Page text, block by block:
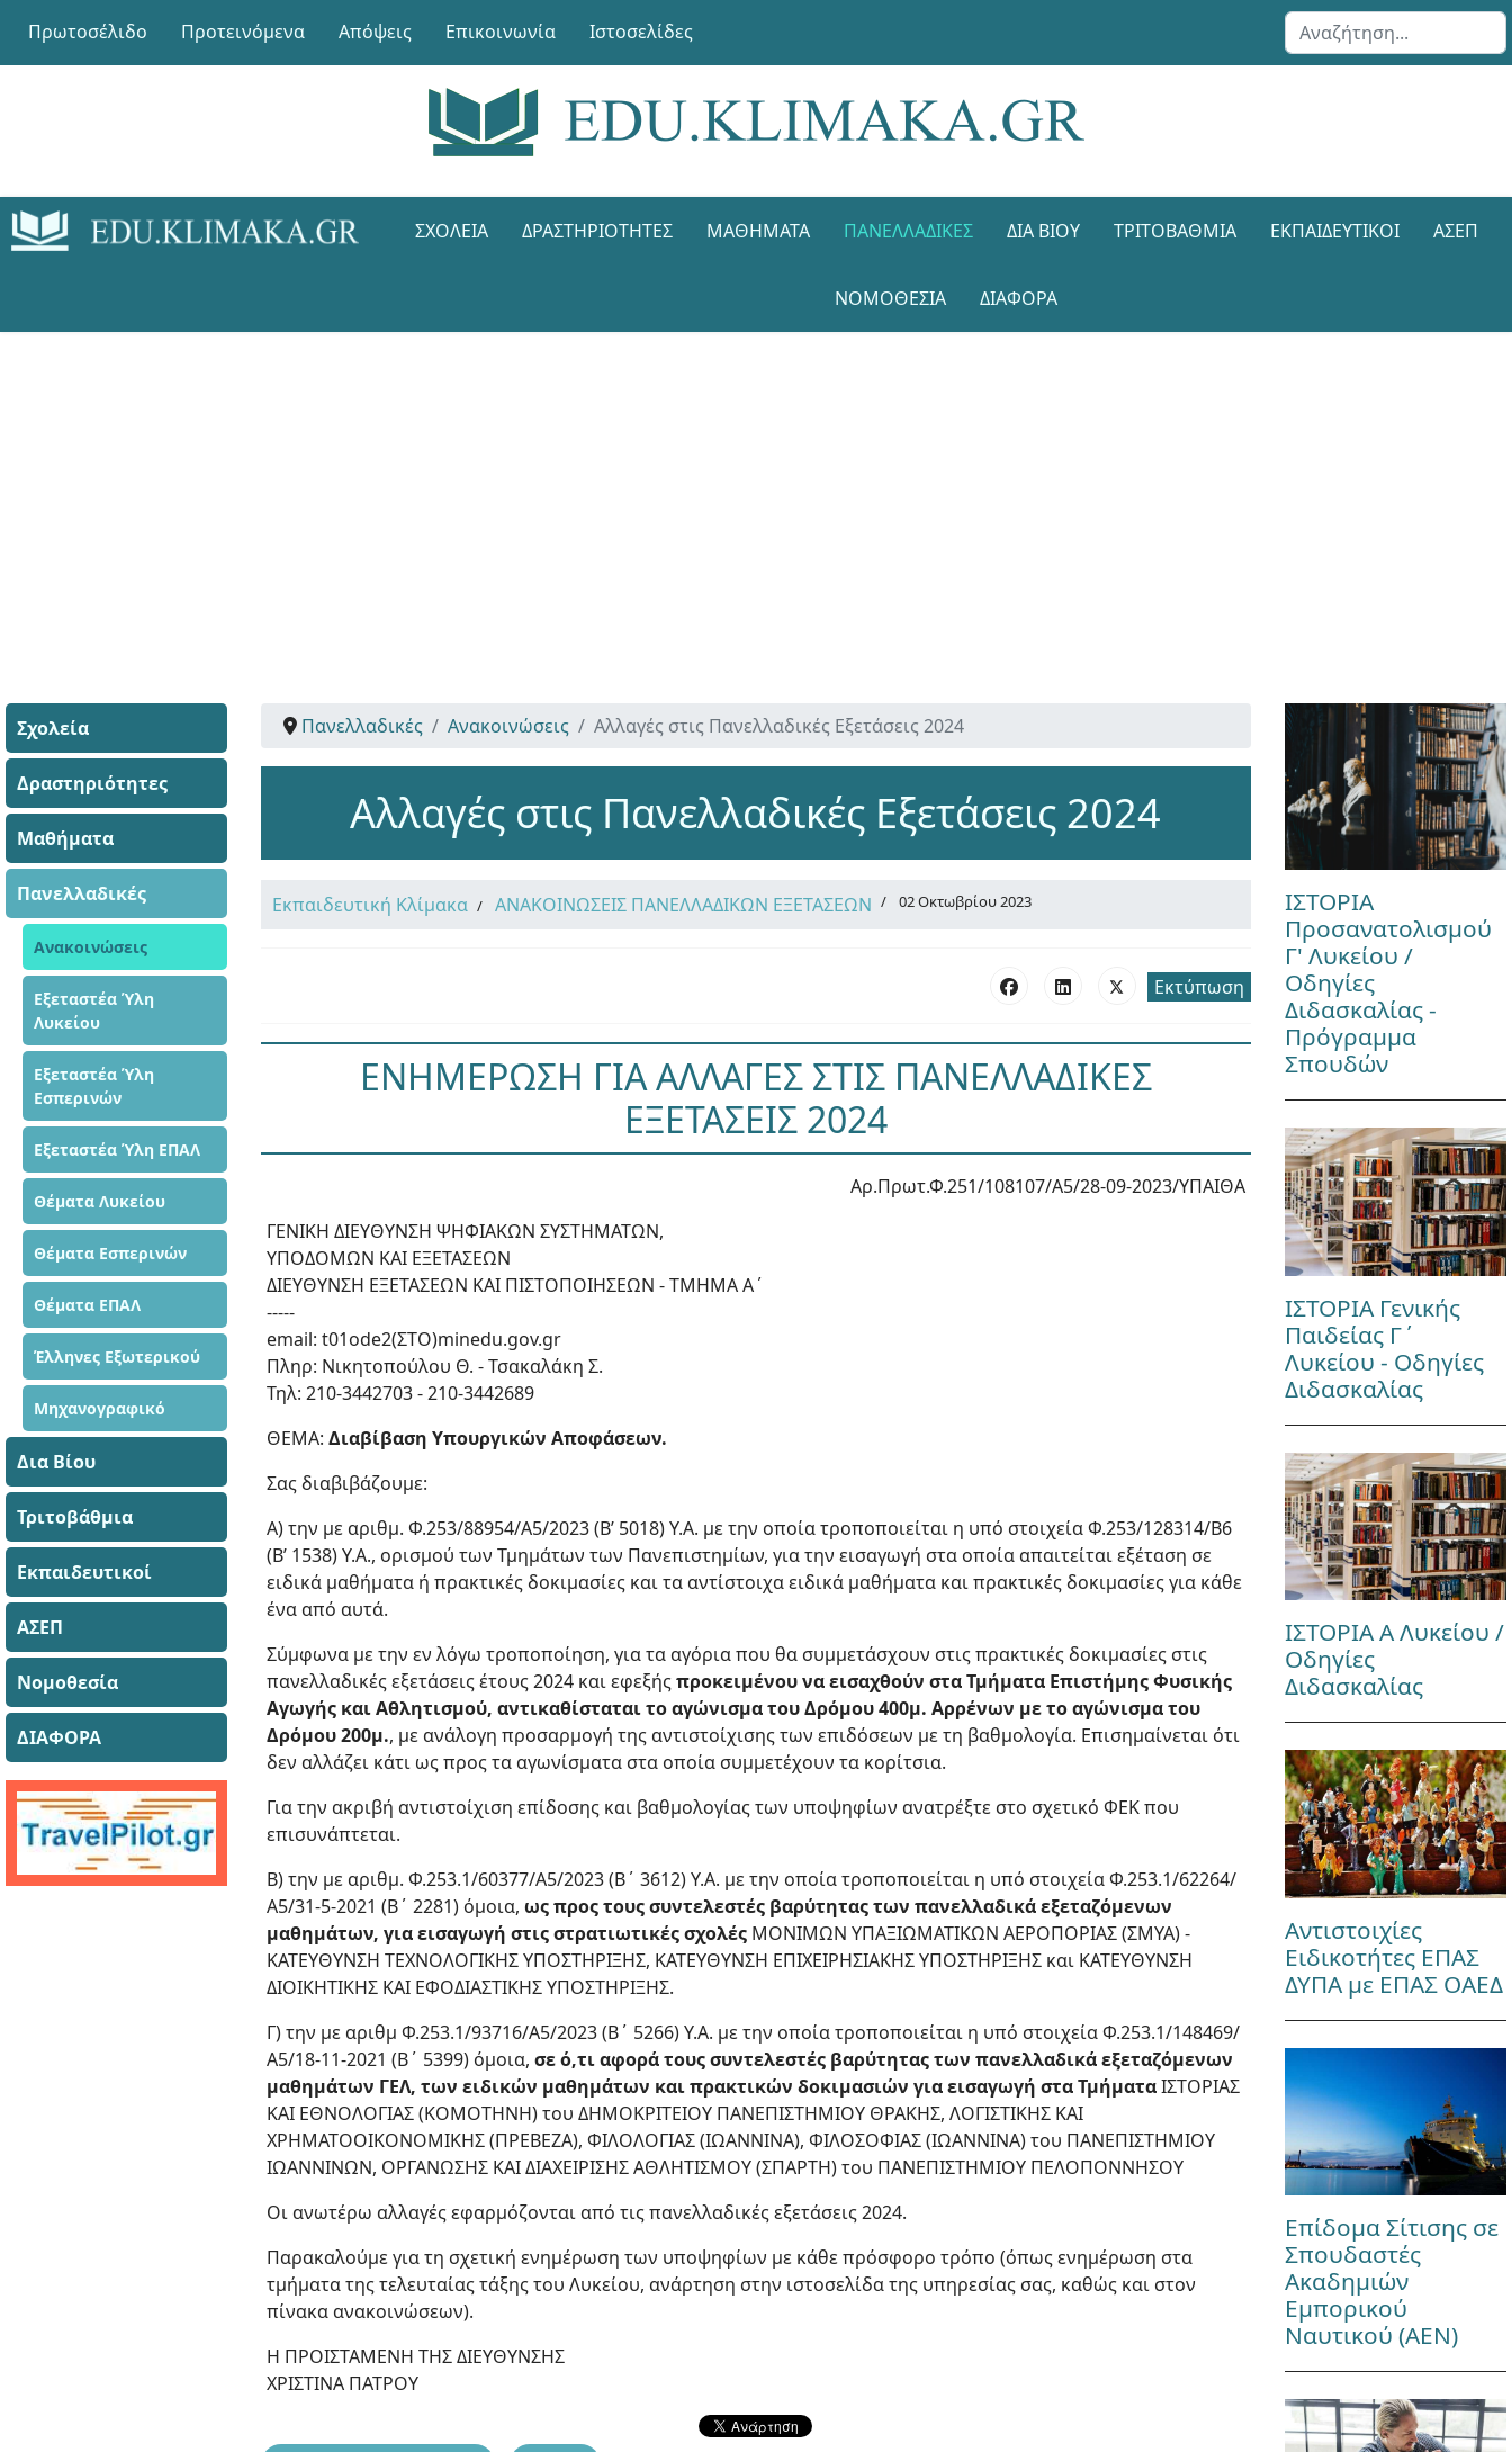
Πρωτοσέλιδο Προτεινόμενα Απόψεις Επικοινωνία Ιστοσελίδες Αναζήτηση...
ΣΧΟΛΕΊΑ ΔΡΑΣΤΗΡΙΌΤΗΤΕΣ ΜΑΘΉΜΑΤΑ ΠΑΝΕΛΛΑΔΙΚΈΣ ΔΙΑ ΒΊΟΥ ΤΡΙΤΟΒΆΘΜΙΑ ΕΚΠΑΙΔΕΥΤΙΚΟΊ ΑΣΕΠ
ΝΟΜΟΘΕΣΊΑ ΔΙΑΦΟΡΑ
Σχολεία
Δραστηριότητες
Μαθήματα
Πανελλαδικές
Ανακοινώσεις
Εξεταστέα Ύλη
Λυκείου
Εξεταστέα Ύλη
Εσπερινών
Εξεταστέα Ύλη ΕΠΑΛ
Θέματα Λυκείου
Θέματα Εσπερινών
Θέματα ΕΠΑΛ
Έλληνες Εξωτερικού
Μηχανογραφικό
Δια Βίου
Τριτοβάθμια
Εκπαιδευτικοί
ΑΣΕΠ
Νομοθεσία
ΔΙΑΦΟΡΑ
Πανελλαδικές Ανακοινώσεις Αλλαγές στις Πανελλαδικές Εξετάσεις 2024
Αλλαγές στις Πανελλαδικές Εξετάσεις 2024
Εκπαιδευτική Κλίμακα ΑΝΑΚΟΙΝΩΣΕΙΣ ΠΑΝΕΛΛΑΔΙΚΩΝ ΕΞΕΤΑΣΕΩΝ 02 Οκτωβρίου 2023
Εκτύπωση
ΕΝΗΜΕΡΩΣΗ ΓΙΑ ΑΛΛΑΓΕΣ ΣΤΙΣ ΠΑΝΕΛΛΑΔΙΚΕΣ
ΕΞΕΤΑΣΕΙΣ 2024
Αρ.Πρωτ.Φ.251/108107/Α5/28-09-2023/ΥΠΑΙΘΑ
ΓΕΝΙΚΗ ΔΙΕΥΘΥΝΣΗ ΨΗΦΙΑΚΩΝ ΣΥΣΤΗΜΑΤΩΝ,
ΥΠΟΔΟΜΩΝ ΚΑΙ ΕΞΕΤΑΣΕΩΝ
ΔΙΕΥΘΥΝΣΗ ΕΞΕΤΑΣΕΩΝ ΚΑΙ ΠΙΣΤΟΠΟΙΗΣΕΩΝ - ΤΜΗΜΑ Α΄
-----
email: t01ode2(ΣΤΟ)minedu.gov.gr
Πληρ: Νικητοπούλου Θ. - Τσακαλάκη Σ.
Τηλ: 210-3442703 - 210-3442689
ΘΕΜΑ: Διαβίβαση Υπουργικών Αποφάσεων.
Σας διαβιβάζουμε:
Α) την με αριθμ. Φ.253/88954/Α5/2023 (Β’ 5018) Υ.Α. με την οποία τροποποιείται η υπό στοιχεία Φ.253/128314/Β6
(Β’ 1538) Υ.Α., ορισμού των Τμημάτων των Πανεπιστημίων, για την εισαγωγή στα οποία απαιτείται εξέταση σε
ειδικά μαθήματα ή πρακτικές δοκιμασίες και τα αντίστοιχα ειδικά μαθήματα και πρακτικές δοκιμασίες για κάθε
ένα από αυτά.
Σύμφωνα με την εν λόγω τροποποίηση, για τα αγόρια που θα συμμετάσχουν στις πρακτικές δοκιμασίες στις
πανελλαδικές εξετάσεις έτους 2024 και εφεξήςπροκειμένου να εισαχθούν στα Τμήματα Επιστήμης Φυσικής
Αγωγής και Αθλητισμού, αντικαθίσταται το αγώνισμα του Δρόμου 400μ. Αρρένων με το αγώνισμα του
Δρόμου 200μ., με ανάλογη προσαρμογή της αντιστοίχισης των επιδόσεων με τη βαθμολογία. Επισημαίνεται ότι
δεν αλλάζει κάτι ως προς τα αγωνίσματα στα οποία συμμετέχουν τα κορίτσια.
Για την ακριβή αντιστοίχιση επίδοσης και βαθμολογίας των υποψηφίων ανατρέξτε στο σχετικό ΦΕΚ που
επισυνάπτεται.
Β) την με αριθμ. Φ.253.1/60377/Α5/2023 (Β΄ 3612) Υ.Α. με την οποία τροποποιείται η υπό στοιχεία Φ.253.1/62264/
Α5/31-5-2021 (Β΄ 2281) όμοια,ως προς τους συντελεστές βαρύτητας των πανελλαδικά εξεταζόμενων
μαθημάτων, για εισαγωγή στις στρατιωτικές σχολές ΜΟΝΙΜΩΝ ΥΠΑΞΙΩΜΑΤΙΚΩΝ ΑΕΡΟΠΟΡΙΑΣ (ΣΜΥΑ) -
ΚΑΤΕΥΘΥΝΣΗ ΤΕΧΝΟΛΟΓΙΚΗΣ ΥΠΟΣΤΗΡΙΞΗΣ, ΚΑΤΕΥΘΥΝΣΗ ΕΠΙΧΕΙΡΗΣΙΑΚΗΣ ΥΠΟΣΤΗΡΙΞΗΣ και ΚΑΤΕΥΘΥΝΣΗ
ΔΙΟΙΚΗΤΙΚΗΣ ΚΑΙ ΕΦΟΔΙΑΣΤΙΚΗΣ ΥΠΟΣΤΗΡΙΞΗΣ.
Γ) την με αριθμ Φ.253.1/93716/Α5/2023 (B΄ 5266) Υ.Α. με την οποία τροποποιείται η υπό στοιχεία Φ.253.1/148469/
Α5/18-11-2021 (Β΄ 5399) όμοια,σε ό,τι αφορά τους συντελεστές βαρύτητας των πανελλαδικά εξεταζόμενων
μαθημάτων ΓΕΛ, των ειδικών μαθημάτων και πρακτικών δοκιμασιών για εισαγωγή στα ΤμήματαΙΣΤΟΡΙΑΣ
ΚΑΙ ΕΘΝΟΛΟΓΙΑΣ (ΚΟΜΟΤΗΝΗ) του ΔΗΜΟΚΡΙΤΕΙΟΥ ΠΑΝΕΠΙΣΤΗΜΙΟΥ ΘΡΑΚΗΣ, ΛΟΓΙΣΤΙΚΗΣ ΚΑΙ
ΧΡΗΜΑΤΟΟΙΚΟΝΟΜΙΚΗΣ (ΠΡΕΒΕΖΑ), ΦΙΛΟΛΟΓΙΑΣ (ΙΩΑΝΝΙΝΑ), ΦΙΛΟΣΟΦΙΑΣ (ΙΩΑΝΝΙΝΑ) του ΠΑΝΕΠΙΣΤΗΜΙΟΥ
ΙΩΑΝΝΙΝΩΝ, ΟΡΓΑΝΩΣΗΣ ΚΑΙ ΔΙΑΧΕΙΡΙΣΗΣ ΑΘΛΗΤΙΣΜΟΥ (ΣΠΑΡΤΗ) του ΠΑΝΕΠΙΣΤΗΜΙΟΥ ΠΕΛΟΠΟΝΝΗΣΟΥ
Οι ανωτέρω αλλαγές εφαρμόζονται από τις πανελλαδικές εξετάσεις 2024.
Παρακαλούμε για τη σχετική ενημέρωση των υποψηφίων με κάθε πρόσφορο τρόπο (όπως ενημέρωση στα
τμήματα της τελευταίας τάξης του Λυκείου, ανάρτηση στην ιστοσελίδα της υπηρεσίας σας, καθώς και στον
πίνακα ανακοινώσεων).
Η ΠΡΟΙΣΤΑΜΕΝΗ ΤΗΣ ΔΙΕΥΘΥΝΣΗΣ
ΧΡΙΣΤΙΝΑ ΠΑΤΡΟΥ
ΙΣΤΟΡΙΑ
Προσανατολισμού
Γ' Λυκείου /
Οδηγίες
Διδασκαλίας -
Πρόγραμμα
Σπουδών
ΙΣΤΟΡΙΑ Γενικής
Παιδείας Γ΄
Λυκείου - Οδηγίες
Διδασκαλίας
ΙΣΤΟΡΙΑ Α Λυκείου /
Οδηγίες
Διδασκαλίας
Αντιστοιχίες
Ειδικοτήτες ΕΠΑΣ
ΔΥΠΑ με ΕΠΑΣ ΟΑΕΔ
Επίδομα Σίτισης σε
Σπουδαστές
Ακαδημιών
Εμπορικού
Ναυτικού (ΑΕΝ)